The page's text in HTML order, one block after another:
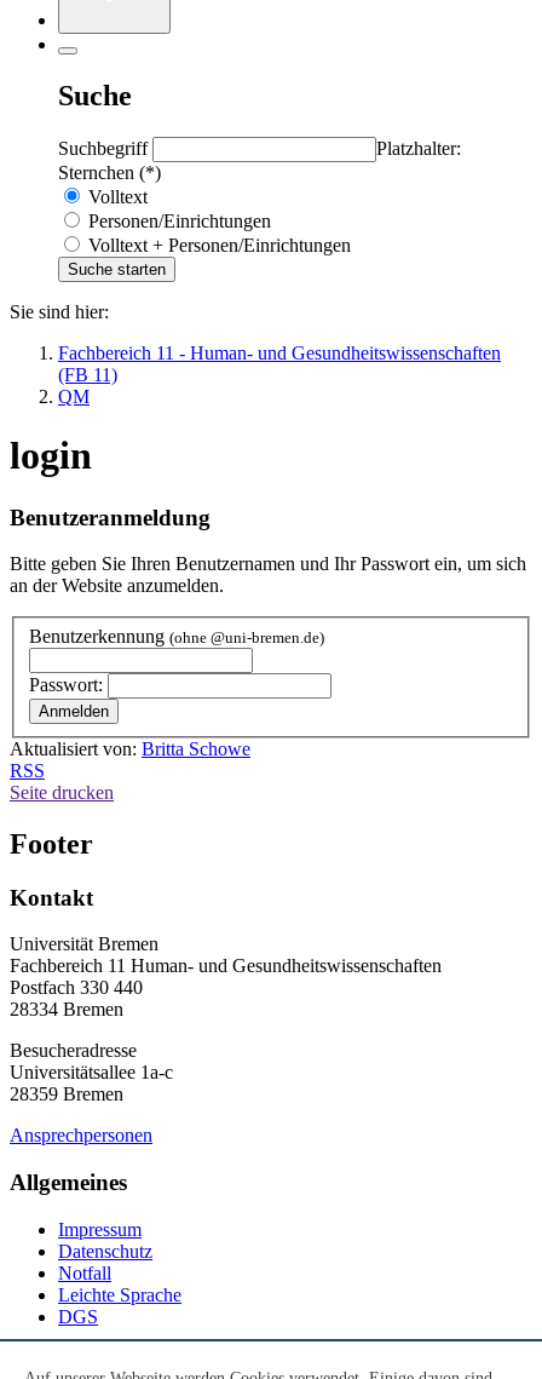
Suche
Suchbegriff
Platzhalter:
Sternchen (*)
Volltext
Personen/Einrichtungen
Volltext + Personen/Einrichtungen
Sie sind hier:
Fachbereich 11 - Human- und Gesundheitswissenschaften
(FB 11)
QM
login
Benutzeranmeldung
Bitte geben Sie Ihren Benutzernamen und Ihr Passwort ein, um sich
an der Website anzumelden.
Benutzerkennung (ohne @uni-bremen.de)
Passwort:
Aktualisiert von: Britta Schowe
RSS
Seite drucken
Footer
Kontakt
Universität Bremen
Fachbereich 11 Human- und Gesundheitswissenschaften
Postfach 330 440
28334 Bremen
Besucheradresse
Universitätsallee 1a-c
28359 Bremen
Ansprechpersonen
Allgemeines
Impressum
Datenschutz
Notfall
Leichte Sprache
DGS